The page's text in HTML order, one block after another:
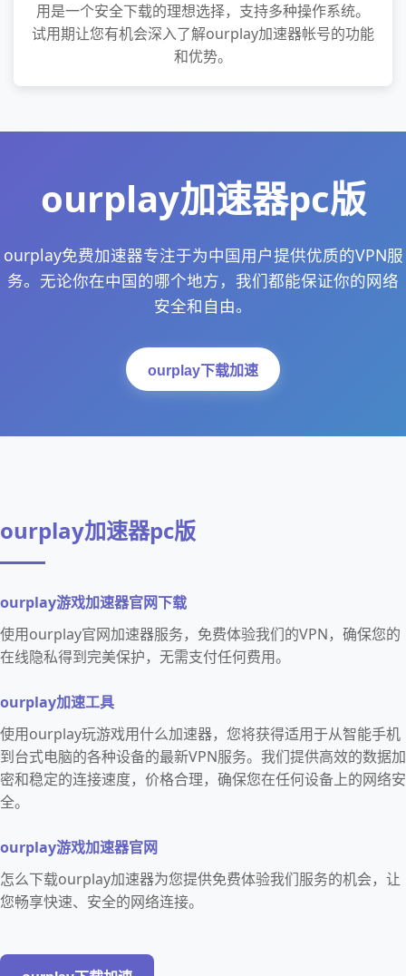
用是一个安全下载的理想选择，支持多种操作系统。
试用期让您有机会深入了解ourplay加速器帐号的功能
和优势。
ourplay加速器pc版
ourplay免费加速器专注于为中国用户提供优质的VPN服
务。无论你在中国的哪个地方，我们都能保证你的网络
安全和自由。
ourplay下载加速
ourplay加速器pc版
ourplay游戏加速器官网下载
使用ourplay官网加速器服务，免费体验我们的VPN，确保您的
在线隐私得到完美保护，无需支付任何费用。
ourplay加速工具
使用ourplay玩游戏用什么加速器，您将获得适用于从智能手机
到台式电脑的各种设备的最新VPN服务。我们提供高效的数据加
密和稳定的连接速度，价格合理，确保您在任何设备上的网络安
全。
ourplay游戏加速器官网
怎么下载ourplay加速器为您提供免费体验我们服务的机会，让
您畅享快速、安全的网络连接。